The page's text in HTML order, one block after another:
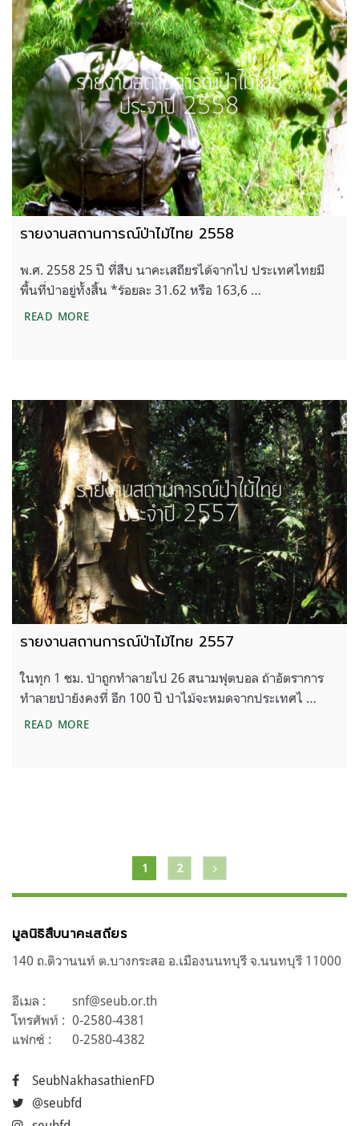
รายงานสถานการณ์ป่าไม้ไทย 2558
พ.ศ. 2558 25 ปี ที่สืบ นาคะเสถียรได้จากไป ประเทศไทยมี
พื้นที่ป่าอยู่ทั้งสิ้น *ร้อยละ 31.62 หรือ 163,6 …
READ MOREรายงานสถานการณ์ป่าไม้ไทย 2558
รายงานสถานการณ์ป่าไม้ไทย 2557
ในทุก 1 ชม. ป่าถูกทำลายไป 26 สนามฟุตบอล ถ้าอัตราการ
ทำลายป่ายังคงที่ อีก 100 ปี ป่าไม้จะหมดจากประเทศไ …
READ MOREรายงานสถานการณ์ป่าไม้ไทย 2557
เรื่อง
1 2
มูลนิธิสืบนาคะเสถียร
140 ถ.ติวานนท์ ต.บางกระสอ อ.เมืองนนทบุรี จ.นนทบุรี 11000
อีเมล :
snf@seub.or.th
โทรศัพท์ : 0-2580-4381
แฟกซ์ :
0-2580-4382
SeubNakhasathienFD
@seubfd